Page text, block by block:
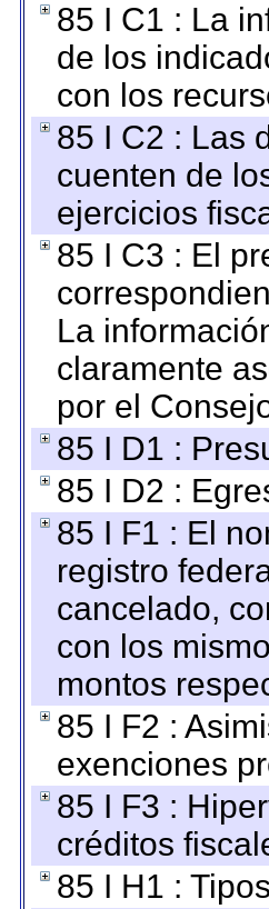
85 I C1 : La
de los
con los
85 I C2 : Las
cuenten de
ejercicios
85 I C3 : El
La
claramente
por el
85 I D1 :
85 I D2 :
85 I F1 : El
registro
cancelado,
con los
montos
85 I F2 :
exenciones
85 I F3 :
créditos
85 I H1 :